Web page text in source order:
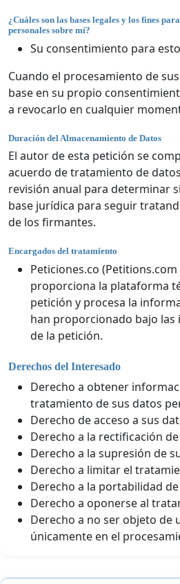
¿Cuáles son las bases legales y los fines
personales sobre mí?
Su consentimiento para
Cuando el procesamiento de
base en su propio
a revocarlo en cualquier
Duración del Almacenamiento de Datos
El autor de esta petición se
acuerdo de tratamiento de
revisión anual para determinar
base jurídica para seguir
de los firmantes.
Encargados del tratamiento
Peticiones.co
proporciona la plataforma
petición y procesa la
han proporcionado bajo
de la petición.
Derechos del Interesado
Derecho a obtener
tratamiento de sus datos
Derecho de acceso a sus
Derecho a la rectificación
Derecho a la supresión de
Derecho a limitar el
Derecho a la portabilidad
Derecho a oponerse al
Derecho a no ser objeto de
únicamente en el